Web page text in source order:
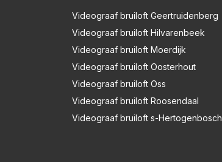
Videograaf bruiloft Geertruidenberg
Videograaf bruiloft Hilvarenbeek
Videograaf bruiloft Moerdijk
Videograaf bruiloft Oosterhout
Videograaf bruiloft Oss
Videograaf bruiloft Roosendaal
Videograaf bruiloft s-Hertogenbosch